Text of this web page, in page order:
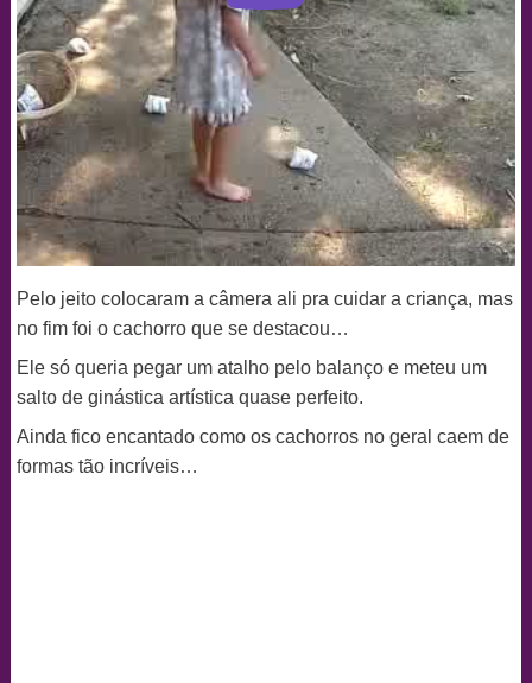
Pelo jeito colocaram a câmera ali pra cuidar a criança, mas
no fim foi o cachorro que se destacou…
Ele só queria pegar um atalho pelo balanço e meteu um
salto de ginástica artística quase perfeito.
Ainda fico encantado como os cachorros no geral caem de
formas tão incríveis…